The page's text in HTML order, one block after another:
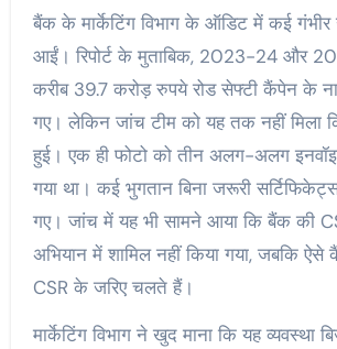
बैंक के मार्केटिंग विभाग के ऑडिट में कई गंभीर
आईं। रिपोर्ट के मुताबिक, 2023-24 और
करीब 39.7 करोड़ रुपये रोड सेफ्टी कैंपेन के
गए। लेकिन जांच टीम को यह तक नहीं
हुई। एक ही फोटो को तीन अलग-अलग
गया था। कई भुगतान बिना जरूरी
गए। जांच में यह भी सामने आया कि बैंक की
अभियान में शामिल नहीं किया गया, जबकि
CSR के जरिए चलते हैं।
मार्केटिंग विभाग ने खुद माना कि यह व्यवस्था